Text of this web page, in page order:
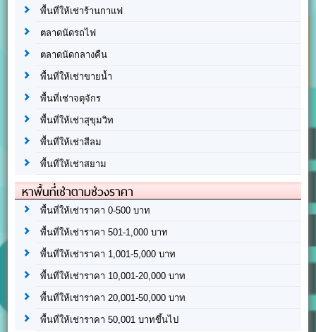
พื้นที่ให้เช่าร้านกาแฟ
ตลาดนัดรถไฟ
ตลาดนัดกลางคืน
พื้นที่ให้เช่าขายน้ำ
พื้นที่เช่าจตุจักร
พื้นที่ให้เช่าสุขุมวิท
พื้นที่ให้เช่าสีลม
พื้นที่ให้เช่าสยาม
หาพื้นที่เช่าตามช่วงราคา
พื้นที่ให้เช่าราคา 0-500 บาท
พื้นที่ให้เช่าราคา 501-1,000 บาท
พื้นที่ให้เช่าราคา 1,001-5,000 บาท
พื้นที่ให้เช่าราคา 10,001-20,000 บาท
พื้นที่ให้เช่าราคา 20,001-50,000 บาท
พื้นที่ให้เช่าราคา 50,001 บาทขึ้นไป